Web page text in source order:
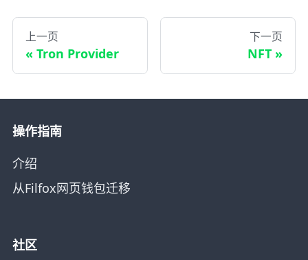
上一页
Tron Provider
下一页
NFT
操作指南
介绍
从Filfox网页钱包迁移
社区